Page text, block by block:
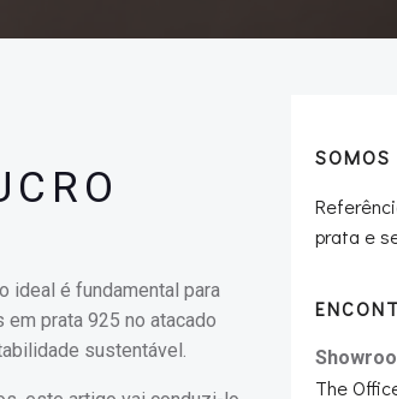
ideal é fundamental para
prata 925 no atacado
sustentável.
SOMOS
prata e
The